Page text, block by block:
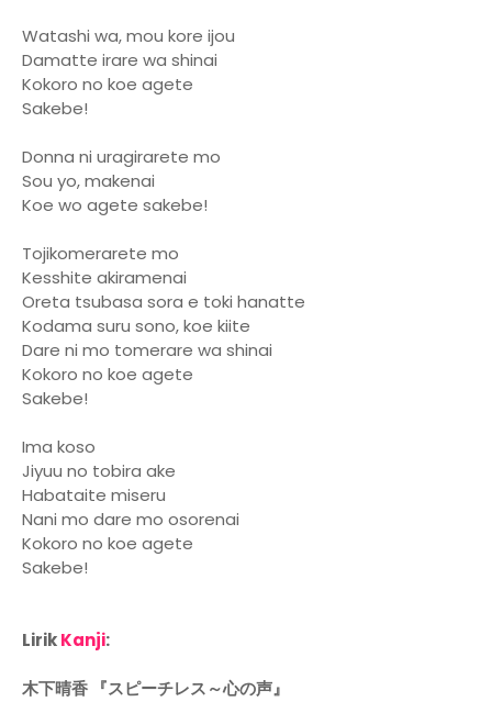
Watashi wa, mou kore ijou
Damatte irare wa shinai
Kokoro no koe agete
Sakebe!
Donna ni uragirarete mo
Sou yo, makenai
Koe wo agete sakebe!
Tojikomerarete mo
Kesshite akiramenai
Oreta tsubasa sora e toki hanatte
Kodama suru sono, koe kiite
Dare ni mo tomerare wa shinai
Kokoro no koe agete
Sakebe!
Ima koso
Jiyuu no tobira ake
Habataite miseru
Nani mo dare mo osorenai
Kokoro no koe agete
Sakebe!
LirikKanji:
木下晴香 『スピーチレス～心の声』